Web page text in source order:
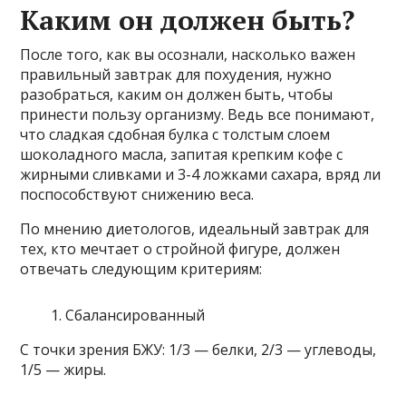
Каким он должен быть?
После того, как вы осознали, насколько важен
правильный завтрак для похудения, нужно
разобраться, каким он должен быть, чтобы
принести пользу организму. Ведь все понимают,
что сладкая сдобная булка с толстым слоем
шоколадного масла, запитая крепким кофе с
жирными сливками и 3-4 ложками сахара, вряд ли
поспособствуют снижению веса.
По мнению диетологов, идеальный завтрак для
тех, кто мечтает о стройной фигуре, должен
отвечать следующим критериям:
Сбалансированный
С точки зрения БЖУ: 1/3 — белки, 2/3 — углеводы,
1/5 — жиры.